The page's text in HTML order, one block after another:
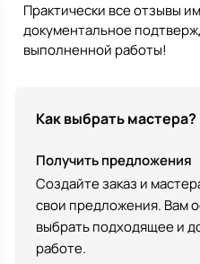
Практически все отзывы
документальное
выполненной работы!
Как выбрать мастера?
Получить предложения
Создайте заказ и
свои предложения. Вам
выбрать подходящее и
работе.